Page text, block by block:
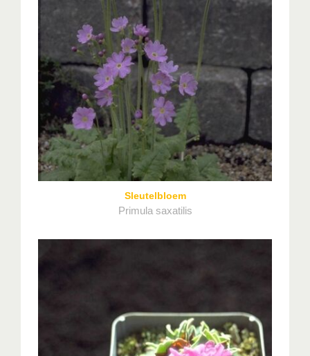
Sleutelbloem
Primula saxatilis